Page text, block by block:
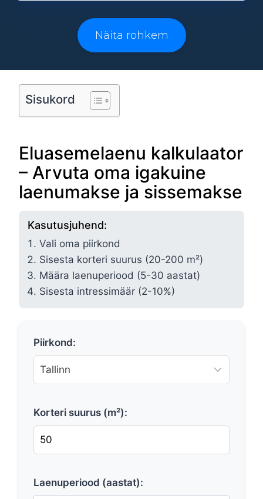
Laenusummad:
500 - 25000€
3 - 96 kuud
18
Näita rohkem
Sisukord
Eluasemelaenu kalkulaator
– Arvuta oma igakuine
laenumakse ja sissemakse
Kasutusjuhend:
Vali oma piirkond
Sisesta korteri suurus (20-200 m²)
Määra laenuperiood (5-30 aastat)
Sisesta intressimäär (2-10%)
Piirkond:
Korteri suurus (m²):
Laenuperiood (aastat):